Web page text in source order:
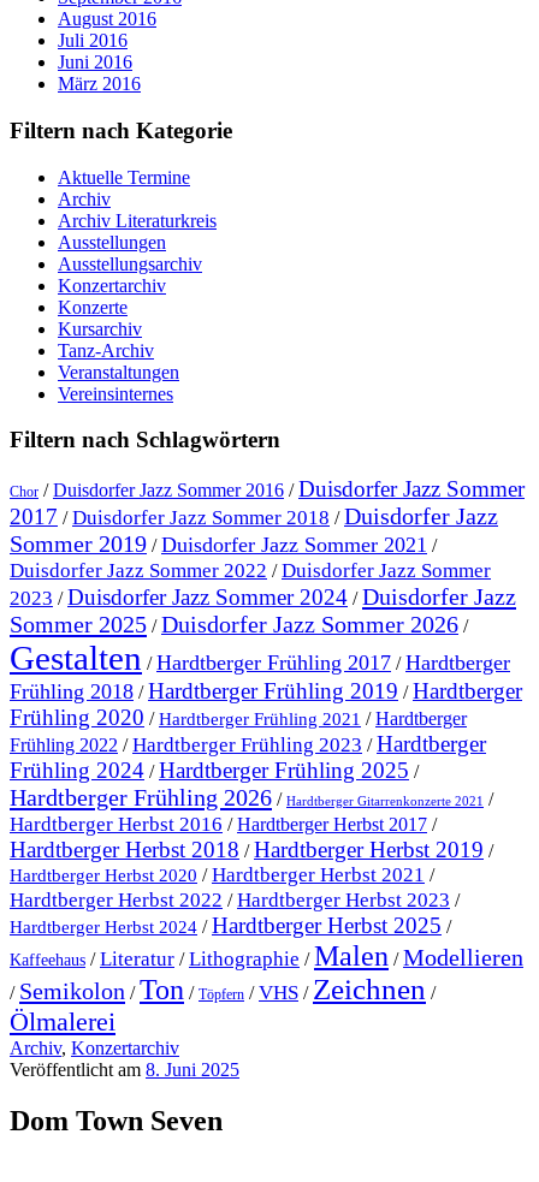
August 2016
Juli 2016
Juni 2016
März 2016
Filtern nach Kategorie
Aktuelle Termine
Archiv
Archiv Literaturkreis
Ausstellungen
Ausstellungsarchiv
Konzertarchiv
Konzerte
Kursarchiv
Tanz-Archiv
Veranstaltungen
Vereinsinternes
Filtern nach Schlagwörtern
Chor /Duisdorfer Jazz Sommer 2016 /Duisdorfer Jazz Sommer
2017 /Duisdorfer Jazz Sommer 2018 /Duisdorfer Jazz
Sommer 2019 /Duisdorfer Jazz Sommer 2021 /
Duisdorfer Jazz Sommer 2022 /Duisdorfer Jazz Sommer
2023 /Duisdorfer Jazz Sommer 2024 /Duisdorfer Jazz
Sommer 2025 /Duisdorfer Jazz Sommer 2026 /
Gestalten /Hardtberger Frühling 2017 /Hardtberger
Frühling 2018 /Hardtberger Frühling 2019 /Hardtberger
Frühling 2020 /Hardtberger Frühling 2021 /Hardtberger
Frühling 2022 /Hardtberger Frühling 2023 /Hardtberger
Frühling 2024 /Hardtberger Frühling 2025 /
Hardtberger Frühling 2026 / Hardtberger Gitarrenkonzerte 2021 /
Hardtberger Herbst 2016 /Hardtberger Herbst 2017 /
Hardtberger Herbst 2018 /Hardtberger Herbst 2019 /
Hardtberger Herbst 2020 /Hardtberger Herbst 2021 /
Hardtberger Herbst 2022 /Hardtberger Herbst 2023 /
Hardtberger Herbst 2024 /Hardtberger Herbst 2025 /
Kaffeehaus /Literatur /Lithographie /Malen /Modellieren
/ Semikolon /Ton / Töpfern /VHS / Zeichnen /
Ölmalerei
Archiv, Konzertarchiv
Veröffentlicht am 8. Juni 2025
Dom Town Seven